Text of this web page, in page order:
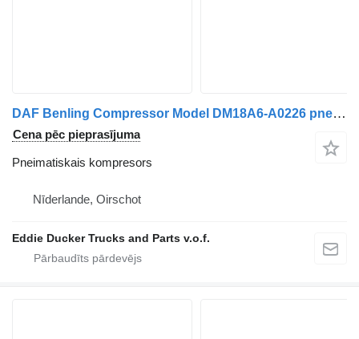
DAF Benling Compressor Model DM18A6-A0226 pneimatiskais kompresors paredzēts DAF XG kravas automašīnas
Cena pēc pieprasījuma
Pneimatiskais kompresors
Nīderlande, Oirschot
Eddie Ducker Trucks and Parts v.o.f.